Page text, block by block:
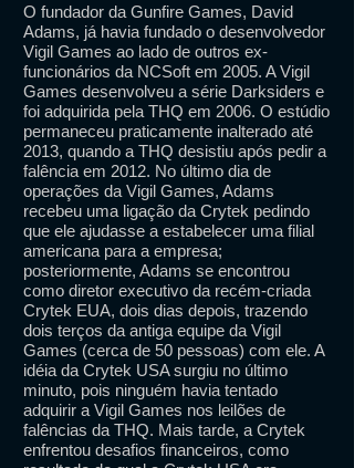
O fundador da Gunfire Games, David
Adams, já havia fundado o desenvolvedor
Vigil Games ao lado de outros ex-
funcionários da NCSoft em 2005. A Vigil
Games desenvolveu a série Darksiders e
foi adquirida pela THQ em 2006. O estúdio
permaneceu praticamente inalterado até
2013, quando a THQ desistiu após pedir a
falência em 2012. No último dia de
operações da Vigil Games, Adams
recebeu uma ligação da Crytek pedindo
que ele ajudasse a estabelecer uma filial
americana para a empresa;
posteriormente, Adams se encontrou
como diretor executivo da recém-criada
Crytek EUA, dois dias depois, trazendo
dois terços da antiga equipe da Vigil
Games (cerca de 50 pessoas) com ele. A
idéia da Crytek USA surgiu no último
minuto, pois ninguém havia tentado
adquirir a Vigil Games nos leilões de
falências da THQ. Mais tarde, a Crytek
enfrentou desafios financeiros, como